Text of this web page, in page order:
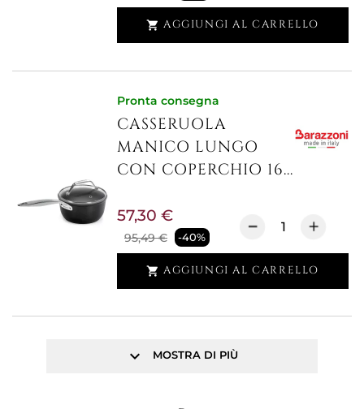
 AGGIUNGI AL CARRELLO
Pronta consegna
CASSERUOLA
MANICO LUNGO
CON COPERCHIO 16...
95,49 € -40%
57,30 €
 AGGIUNGI AL CARRELLO
keyboard_arrow_down MOSTRA DI PIÙ